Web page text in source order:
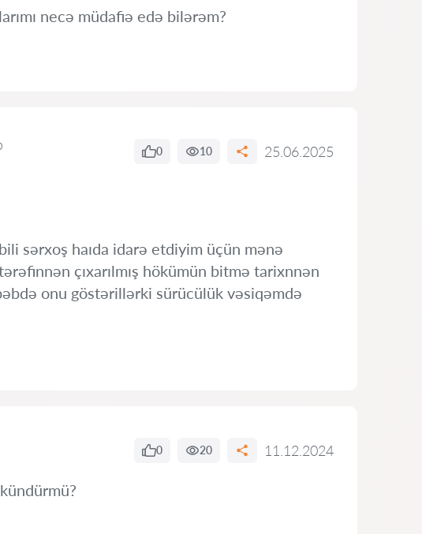
necə müdafiə edə bilərəm?
0 10 25.06.2025
sərxoş haıda idarə etdiyim üçün mənə
çıxarılmış hökümün bitmə tarixnnən
onu göstərillərki sürücülük vəsiqəmdə
0 20 11.12.2024